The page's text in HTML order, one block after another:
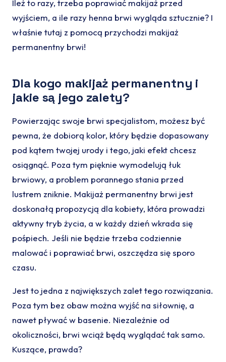
Ileż to razy, trzeba poprawiać makijaż przed
wyjściem, a ile razy henna brwi wygląda sztucznie? I
właśnie tutaj z pomocą przychodzi makijaż
permanentny brwi!
Dla kogo makijaż permanentny i
jakie są jego zalety?
Powierzając swoje brwi specjalistom, możesz być
pewna, że dobiorą kolor, który będzie dopasowany
pod kątem twojej urody i tego, jaki efekt chcesz
osiągnąć. Poza tym pięknie wymodelują łuk
brwiowy, a problem porannego stania przed
lustrem zniknie. Makijaż permanentny brwi jest
doskonałą propozycją dla kobiety, która prowadzi
aktywny tryb życia, a w każdy dzień wkrada się
pośpiech. Jeśli nie będzie trzeba codziennie
malować i poprawiać brwi, oszczędza się sporo
czasu.
Jest to jedna z największych zalet tego rozwiązania.
Poza tym bez obaw można wyjść na siłownię, a
nawet pływać w basenie. Niezależnie od
okoliczności, brwi wciąż będą wyglądać tak samo.
Kuszące, prawda?